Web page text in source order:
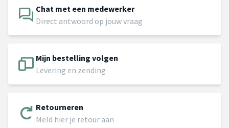
Chat met een medewerker
Direct antwoord op jouw vraag
Mijn bestelling volgen
Levering en zending
Retourneren
Meld hier je retour aan